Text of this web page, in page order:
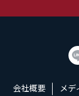
会社概要 メデ